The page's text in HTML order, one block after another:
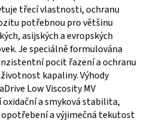
třecí vlastnosti, ochranu
potřebnou pro většinu
asijských a evropských
Je speciálně formulována
pocit řazení a ochranu
kapaliny. Výhody
Low Viscosity MV
a smyková stabilita,
a výjimečná tekutost